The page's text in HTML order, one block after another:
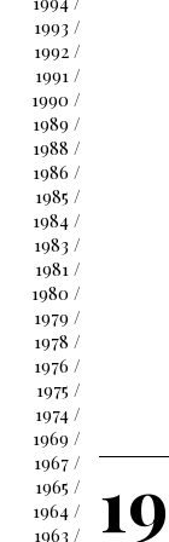
1993 /
1992 /
1991 /
1990 /
1989 /
1988 /
1986 /
1985 /
1984 /
1983 /
1981 /
1980 /
1979 /
1978 /
1976 /
1975 /
1974 /
1969 /
1967 /
1965 /
1964 /
1963 /